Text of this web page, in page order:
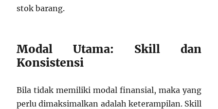
stok barang.
Modal Utama: Skill dan
Konsistensi
Bila tidak memiliki modal finansial, maka yang
perlu dimaksimalkan adalah keterampilan. Skill